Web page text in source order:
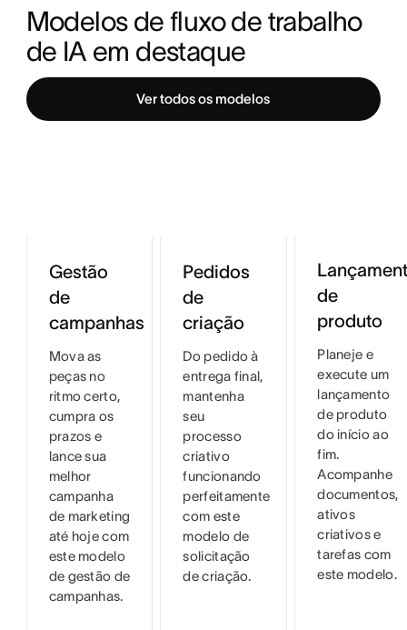
Modelos de fluxo de trabalho
de IA em destaque
Ver todos os modelos
Gestão
de
campanhas
Mova as
peças no
ritmo certo,
cumpra os
prazos e
lance sua
melhor
campanha
de marketing
até hoje com
este modelo
de gestão de
campanhas.
Pedidos
de
criação
Do pedido à
entrega final,
mantenha
seu
processo
criativo
funcionando
perfeitamente
com este
modelo de
solicitação
de criação.
de
produto
Planeje e
execute um
lançamento
de produto
do início ao
fim.
Acompanhe
documentos,
ativos
criativos e
tarefas com
este modelo.